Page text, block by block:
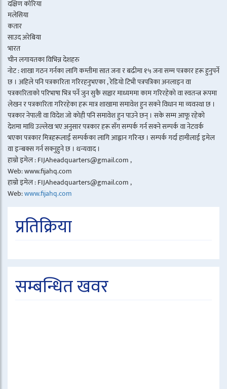
दक्षिण कोरिया
मलेसिया
कतार
साउद अरेबिया
भारत
चीन लगायतका विभिन्न देशहरु
नोट : शाखा गठन गर्नका लागि कम्तीमा सात जना र बढीमा १५ जना सम्म पत्रकार हरू हुनुपर्ने
छ । अहिले पनि पत्रकारिता गरिरहनुभएका , रेडियो टिभी पत्रपत्रिका अनलाइन वा
पत्रकारिताको परिभाषा भित्र पर्ने जुन सुकै सञ्चार माध्यममा काम गरिरहेको वा स्वतन्त्र रूपमा
लेखन र पत्रकारिता गरिरहेका हरू मात्र शाखामा समावेश हुन सक्ने विधान मा व्यवस्था छ ।
पत्रकार नेपाली वा विदेश जो कोही पनि समावेश हुन पाउने छन् । सके सम्म आफू रहेको
देशमा माथि उल्लेख भए अनुसार पत्रकार हरू सँग सम्पर्क गर्न सक्ने सम्पर्क वा नेटवर्क
भएका पत्रकार मित्रहरूलाई सम्पर्कका लागि आह्वान गरिन्छ । सम्पर्क गर्दा हामीलाई इमेल
वा इन्बक्स गर्न सक्नुहुने छ । धन्यवाद ।
हाम्रो इमेल : FIJAheadquarters@gmail.com ,
Web: www.fijahq.com
हाम्रो इमेल : FIJAheadquarters@gmail.com ,
Web:www.fijahq.com
प्रतिक्रिया
सम्बन्धित खवर